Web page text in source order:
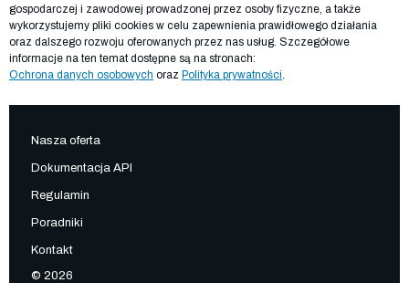
gospodarczej i zawodowej prowadzonej przez osoby fizyczne, a także
wykorzystujemy pliki cookies w celu zapewnienia prawidłowego działania
oraz dalszego rozwoju oferowanych przez nas usług. Szczegółowe
informacje na ten temat dostępne są na stronach:
Ochrona danych osobowych oraz Polityka prywatności
Nasza oferta
Dokumentacja API
Regulamin
Poradniki
Kontakt
© 2026